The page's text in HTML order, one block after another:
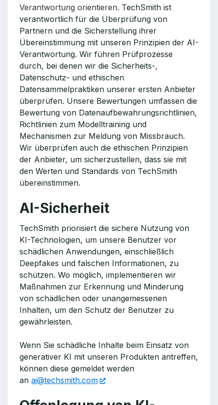
Verantwortung orientieren. TechSmith ist
verantwortlich für die Überprüfung von
Partnern und die Sicherstellung ihrer
Übereinstimmung mit unseren Prinzipien der AI-
Verantwortung. Wir führen Prüfprozesse
durch, bei denen wir die Sicherheits-,
Datenschutz- und ethischen
Datensammelpraktiken unserer ersten Anbieter
überprüfen. Unsere Bewertungen umfassen die
Bewertung von Datenaufbewahrungsrichtlinien,
Richtlinien zum Modelltraining und
Mechanismen zur Meldung von Missbrauch.
Wir überprüfen auch die ethischen Prinzipien
der Anbieter, um sicherzustellen, dass sie mit
den Werten und Standards von TechSmith
übereinstimmen.
AI-Sicherheit
TechSmith priorisiert die sichere Nutzung von
KI-Technologien, um unsere Benutzer vor
schädlichen Anwendungen, einschließlich
Deepfakes und falschen Informationen, zu
schützen. Wo möglich, implementieren wir
Maßnahmen zur Erkennung und Minderung
von schädlichen oder unangemessenen
Inhalten, um den Schutz der Benutzer zu
gewährleisten.
Wenn Sie schädliche Inhalte beim Einsatz von
generativer KI mit unseren Produkten antreffen,
können diese gemeldet werden
an ai@techsmith.com